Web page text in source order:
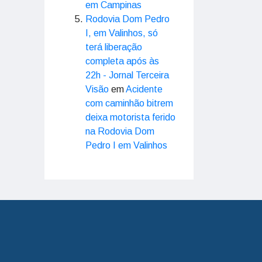
em Campinas
Rodovia Dom Pedro
I, em Valinhos, só
terá liberação
completa após às
22h - Jornal Terceira
Visão emAcidente
com caminhão bitrem
deixa motorista ferido
na Rodovia Dom
Pedro I em Valinhos